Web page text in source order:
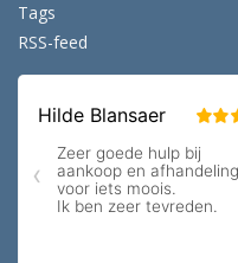
Tags
RSS-feed